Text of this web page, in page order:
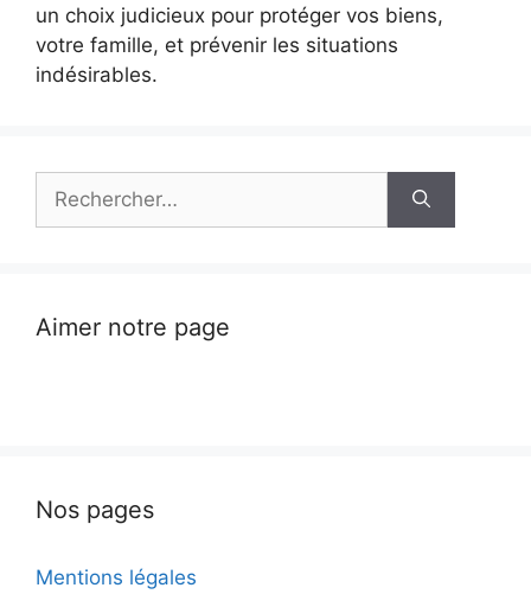
un choix judicieux pour protéger vos biens,
votre famille, et prévenir les situations
indésirables.
Rechercher :
Aimer notre page
Nos pages
Mentions légales